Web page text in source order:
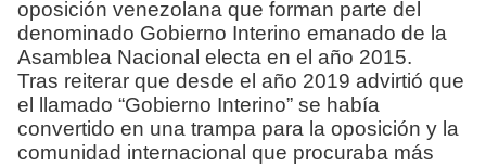
oposición venezolana que forman parte del
denominado Gobierno Interino emanado de la
Asamblea Nacional electa en el año 2015.
Tras reiterar que desde el año 2019 advirtió que
el llamado “Gobierno Interino” se había
convertido en una trampa para la oposición y la
comunidad internacional que procuraba más